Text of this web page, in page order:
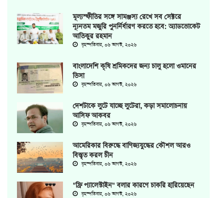
মূল্যস্ফীতির সঙ্গে সামঞ্জস্য রেখে সব সেক্টরে
ন্যূনতম মজুরি পুনর্নির্ধারণ করতে হবে: অ্যাডভোকেট
আতিকুর রহমান
বৃহস্পতিবার, ০৬ আগস্ট, ২০২৬
বাংলাদেশি কৃষি শ্রমিকদের জন্য চালু হলো ওমানের
ভিসা
বৃহস্পতিবার, ০৬ আগস্ট, ২০২৬
দেশটাকে লুটে যাচ্ছে লুটেরা, কড়া সমালোচনায়
আসিফ আকবর
বৃহস্পতিবার, ০৬ আগস্ট, ২০২৬
আমেরিকার বিরুদ্ধে বাণিজ্যযুদ্ধের কৌশল আরও
বিস্তৃত করল চীন
বৃহস্পতিবার, ০৬ আগস্ট, ২০২৬
"ফ্রি প্যালেস্টাইন" বলার কারণে চাকরি হারিয়েছেন
বৃহস্পতিবার, ০৬ আগস্ট, ২০২৬